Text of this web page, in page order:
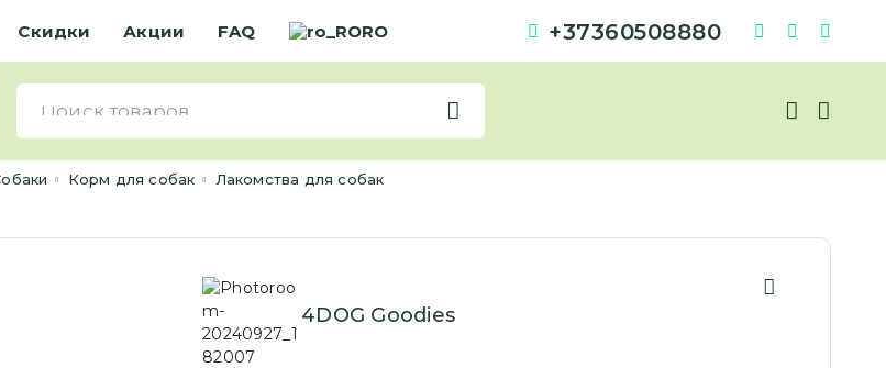
Скидки Акции FAQ RO +37360508880
Cобаки Корм для собак Лакомства для собак
4DOG Goodies